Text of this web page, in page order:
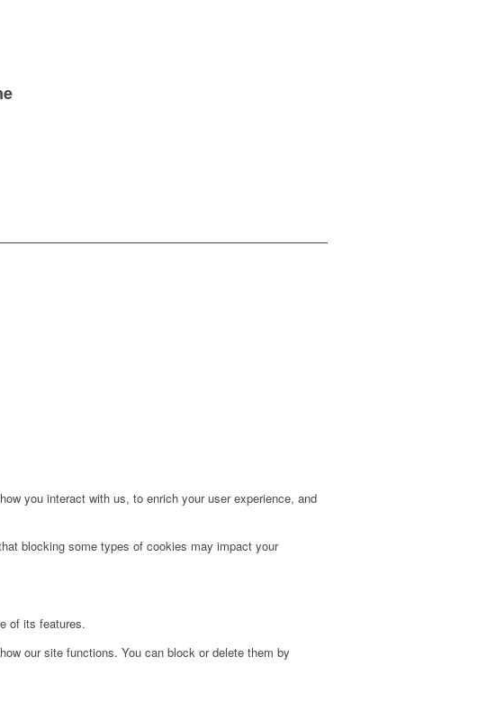
you interact with us, to enrich your user experience, and
blocking some types of cookies may impact your
of its features.
our site functions. You can block or delete them by